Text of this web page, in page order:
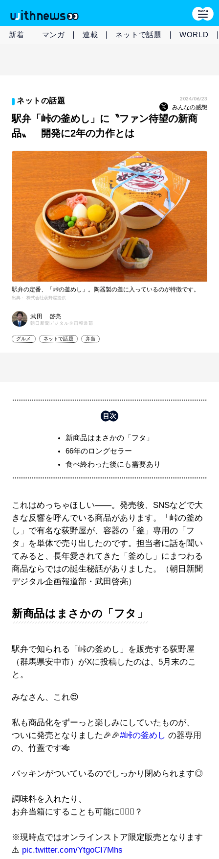
新着 マンガ 連載 ネットで話題 WORLD
ネットの話題 2024/06/23
みんなの感想
駅弁「峠の釜めし」に〝ファン待望の新商
品〟 開発に2年の力作とは
駅弁の定番、「峠の釜めし」。陶器製の釜に入っているのが特徴です。
出典： 株式会社荻野屋提供
武田 啓亮
朝日新聞デジタル企画報道部
グルメ ネットで話題 弁当
新商品はまさかの「フタ」
66年のロングセラー
食べ終わった後にも需要あり
これはめっちゃほしい――。発売後、SNSなどで大
きな反響を呼んでいる商品があります。「峠の釜め
し」で有名な荻野屋が、容器の「釜」専用の「フ
タ」を単体で売り出したのです。担当者に話を聞い
てみると、長年愛されてきた「釜めし」にまつわる
商品ならではの誕生秘話がありました。（朝日新聞
デジタル企画報道部・武田啓亮）
新商品はまさかの「フタ」
駅弁で知られる「峠の釜めし」を販売する荻野屋
（群馬県安中市）がXに投稿したのは、5月末のこ
と。
みなさん、これ😍
私も商品化をずーっと楽しみにしていたものが、
ついに発売となりました🎉🎉#峠の釜めし の器専用
の、竹蓋です🎋
パッキンがついているのでしっかり閉められます◎
調味料を入れたり、
お弁当箱にすることも可能に🙆🏻‍♀️？
※現時点ではオンラインストア限定販売となります
⚠️ pic.twitter.com/YtgoCI7Mhs